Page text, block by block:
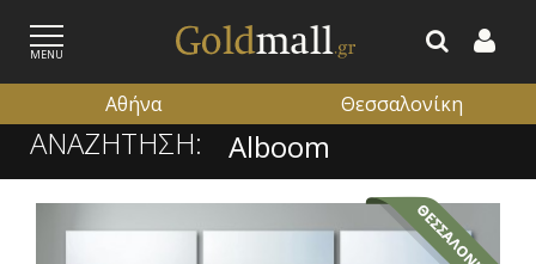
MENU
ΕΓΓΡΑΦΗ ΕΙΣΟΔΟΣ
Αθήνα Θεσσαλονίκη
ΑΝΑΖΗΤΗΣΗ: